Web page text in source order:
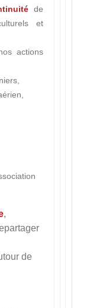
de
et
actions
,
de